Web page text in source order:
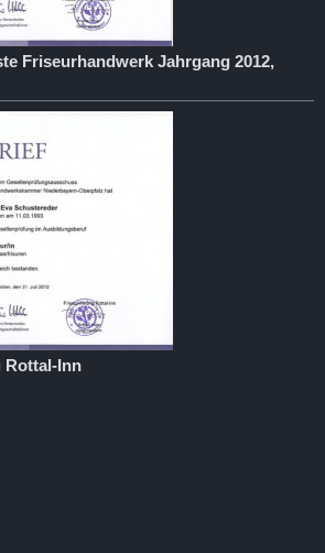
Friseurhandwerk Jahrgang 2012,
Rottal-Inn